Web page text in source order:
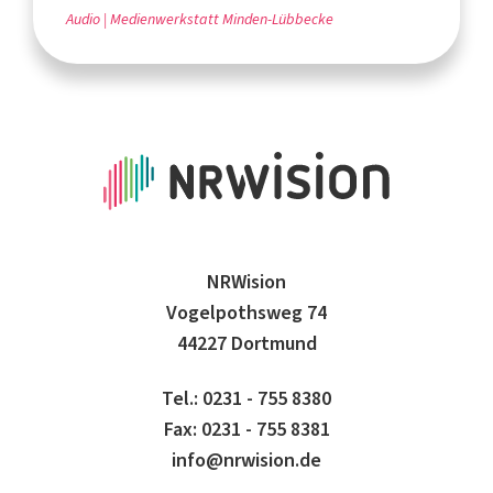
Audio Medienwerkstatt Minden-Lübbecke
NRWision
Vogelpothsweg 74
44227 Dortmund
Tel.: 0231 - 755 8380
Fax: 0231 - 755 8381
info@nrwision.de